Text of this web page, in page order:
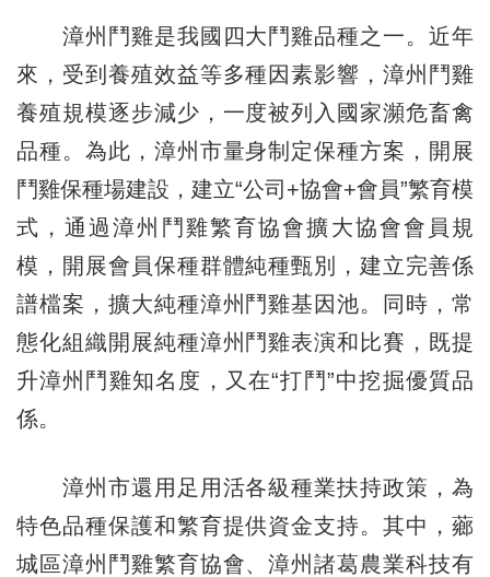
漳州鬥雞是我國四大鬥雞品種之一。近年
來，受到養殖效益等多種因素影響，漳州鬥雞
養殖規模逐步減少，一度被列入國家瀕危畜禽
品種。為此，漳州市量身制定保種方案，開展
鬥雞保種場建設，建立“公司+協會+會員”繁育模
式，通過漳州鬥雞繁育協會擴大協會會員規
模，開展會員保種群體純種甄別，建立完善係
譜檔案，擴大純種漳州鬥雞基因池。同時，常
態化組織開展純種漳州鬥雞表演和比賽，既提
升漳州鬥雞知名度，又在“打鬥”中挖掘優質品
係。
漳州市還用足用活各級種業扶持政策，為
特色品種保護和繁育提供資金支持。其中，薌
城區漳州鬥雞繁育協會、漳州諸葛農業科技有